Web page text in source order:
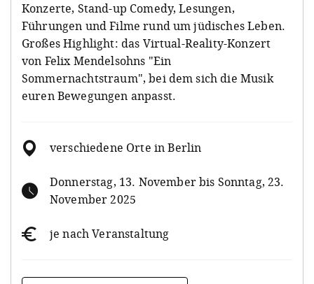
Konzerte, Stand-up Comedy, Lesungen,
Führungen und Filme rund um jüdisches Leben.
Großes Highlight: das Virtual-Reality-Konzert
von Felix Mendelsohns "Ein
Sommernachtstraum", bei dem sich die Musik
euren Bewegungen anpasst.
verschiedene Orte in Berlin
Donnerstag, 13. November bis Sonntag, 23.
November 2025
je nach Veranstaltung